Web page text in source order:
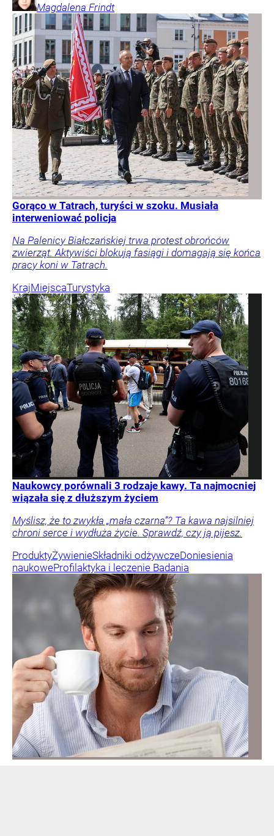
Magdalena Frindt
Gorąco w Tatrach, turyści w szoku. Musiała
interweniować policja
Na Palenicy Białczańskiej trwa protest obrońców
zwierząt. Aktywiści blokują fasiągi i domagają się końca
pracy koni w Tatrach.
KrajMiejscaTurystyka
Naukowcy porównali 3 rodzaje kawy. Ta najmocniej
wiązała się z dłuższym życiem
Myślisz, że to zwykła „mała czarna”? Ta kawa najsilniej
chroni serce i wydłuża życie. Sprawdź, czy ją pijesz.
ProduktyŻywienieSkładniki odżywczeDoniesienia
naukoweProfilaktyka i leczenie Badania